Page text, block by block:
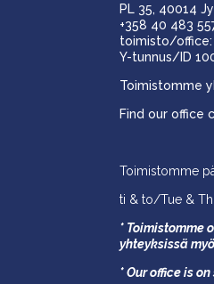
PL 35, 40014
+358 40 483
toimisto/office:
Y-tunnus/ID
Toimistomme
Find our office
Toimistomme
ti & to/Tue &
* Toimistomme
yhteyksissä
* Our office is